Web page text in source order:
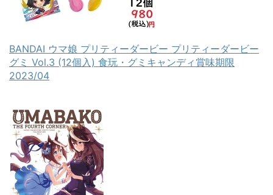
BANDAI ウマ娘 プリティーダービー プリティーダービー
グミ Vol.3 (12個入) 食玩・グミキャンディ賞味期限
2023/04